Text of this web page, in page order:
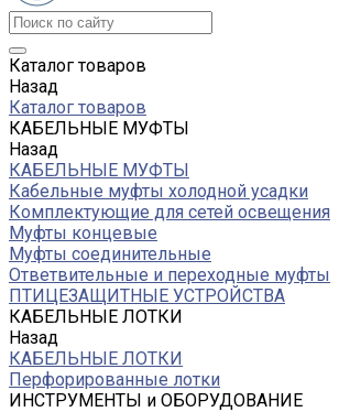
Каталог товаров
Назад
Каталог товаров
КАБЕЛЬНЫЕ МУФТЫ
Назад
КАБЕЛЬНЫЕ МУФТЫ
Кабельные муфты холодной усадки
Комплектующие для сетей освещения
Муфты концевые
Муфты соединительные
Ответвительные и переходные муфты
ПТИЦЕЗАЩИТНЫЕ УСТРОЙСТВА
КАБЕЛЬНЫЕ ЛОТКИ
Назад
КАБЕЛЬНЫЕ ЛОТКИ
Перфорированные лотки
ИНСТРУМЕНТЫ и ОБОРУДОВАНИЕ